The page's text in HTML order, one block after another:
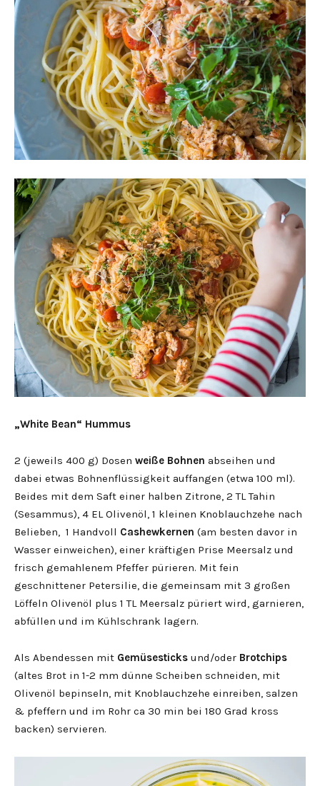
„White Bean“ Hummus
2 (jeweils 400 g) Dosen weiße Bohnen abseihen und
dabei etwas Bohnenflüssigkeit auffangen (etwa 100 ml).
Beides mit dem Saft einer halben Zitrone, 2 TL Tahin
(Sesammus), 4 EL Olivenöl, 1 kleinen Knoblauchzehe nach
Belieben, 1 Handvoll Cashewkernen (am besten davor in
Wasser einweichen), einer kräftigen Prise Meersalz und
frisch gemahlenem Pfeffer pürieren. Mit fein
geschnittener Petersilie, die gemeinsam mit 3 großen
Löffeln Olivenöl plus 1 TL Meersalz püriert wird, garnieren,
abfüllen und im Kühlschrank lagern.
Als Abendessen mit Gemüsesticks und/oder Brotchips
(altes Brot in 1-2 mm dünne Scheiben schneiden, mit
Olivenöl bepinseln, mit Knoblauchzehe einreiben, salzen
& pfeffern und im Rohr ca 30 min bei 180 Grad kross
backen) servieren.